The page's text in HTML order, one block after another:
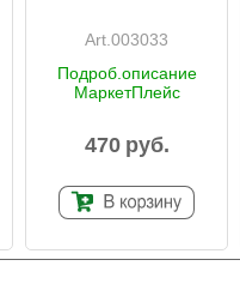
003033
Подроб.описание
МаркетПлейс
470 руб.